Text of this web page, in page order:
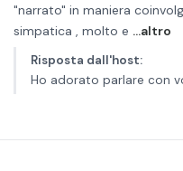
"narrato" in maniera
simpatica , molto e ...altro
Risposta dall'host:
Ho adorato parlare con